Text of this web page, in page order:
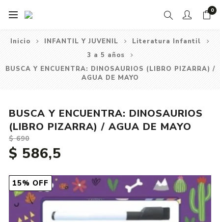
0
Inicio INFANTIL Y JUVENIL
Literatura Infantil
3 a 5 años
BUSCA Y ENCUENTRA: DINOSAURIOS (LIBRO PIZARRA) /
AGUA DE MAYO
15% OFF
BUSCA Y ENCUENTRA: DINOSAURIOS
(LIBRO PIZARRA) / AGUA DE MAYO
$ 690
$ 586,5